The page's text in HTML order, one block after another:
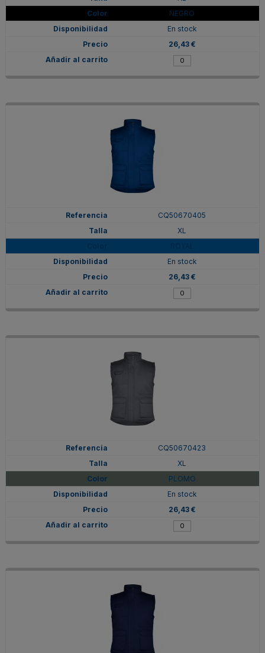
NEGRO
En stock
26,43 €
CQ50670405
XL
En stock
26,43 €
CQ50670423
XL
PLOMO
En stock
26,43 €